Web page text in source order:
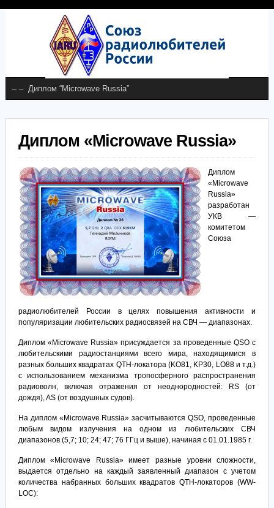
Диплом «Microwave Russia»
Диплом
«Microwave
Russia»
разработан
УКВ —
комитетом
Союза
радиолюбителей России в целях повышения активности и
популяризации любительских радиосвязей на СВЧ — диапазонах.
Диплом «Microwave Russia» присуждается за проведенные QSO с
любительскими радиостанциями всего мира, находящимися в
разных больших квадратах QTH-локатора (KO81, KP30, LO88 и т.д.)
с использованием механизма тропосферного распространения
радиоволн, включая отражения от неоднородностей: RS (от
дождя), AS (от воздушных судов).
На диплом «Microwave Russia» засчитываются QSO, проведенные
любым видом излучения на одном из любительских СВЧ
диапазонов (5,7; 10; 24; 47; 76 ГГц и выше), начиная с 01.01.1985 г.
Диплом «Microwave Russia» имеет разные уровни сложности,
выдается отдельно на каждый заявленный диапазон с учетом
количества набранных больших квадратов QTH-локаторов (WW-
LOC):